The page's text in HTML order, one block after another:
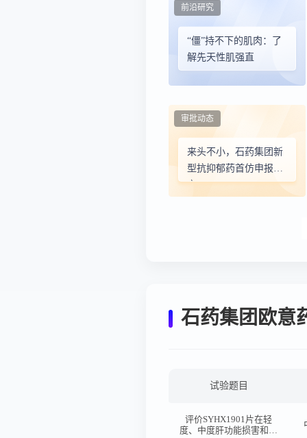
“僵”持不下的肌肉：了
解先天性肌强直
前沿研究
来头不小，石药集团新
型抗抑郁药首仿申报上
市
审批动态
石药集团欧意
试验题目
评价SYHX1901片在轻
度、中度肝功能损害和肝